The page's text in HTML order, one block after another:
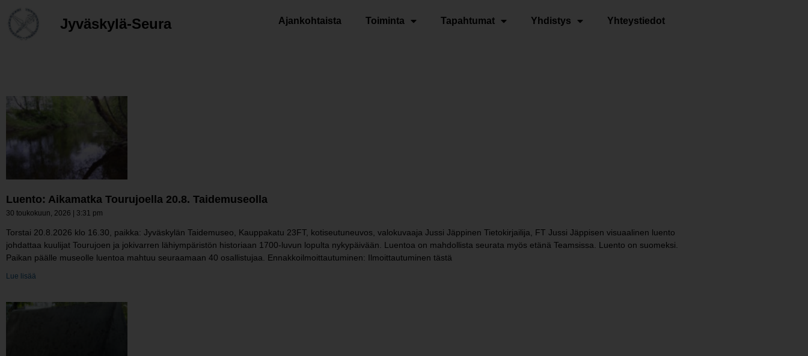
Jyväskylä-Seura Ajankohtaista Toiminta Tapahtumat Yhdistys Yhteystiedot
Luento: Aikamatka Tourujoella 20.8. Taidemuseolla
30 toukokuun, 2026 3:31 pm
Torstai 20.8.2026 klo 16.30, paikka: Jyväskylän Taidemuseo, Kauppakatu 23FT, kotiseutuneuvos, valokuvaaja Jussi Jäppinen Tietokirjailija, FT Jussi Jäppisen visuaalinen luento
johdattaa kuulijat Tourujoen ja jokivarren lähiympäristön historiaan 1700-luvun lopulta nykypäivään. Luentoa on mahdollista seurata myös etänä Teamsissa. Luento on suomeksi.
Paikan päälle museolle luentoa mahtuu seuraamaan 40 osallistujaa. Ennakkoilmoittautuminen: Ilmoittautuminen tästä
Lue lisää